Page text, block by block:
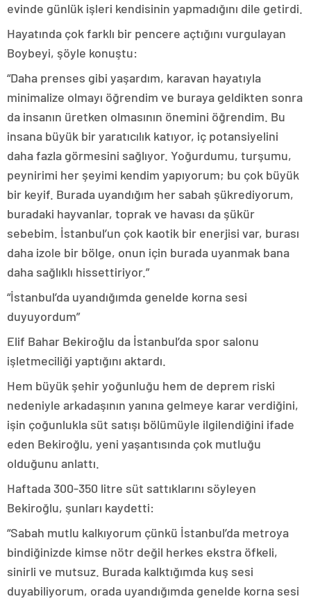
evinde günlük işleri kendisinin yapmadığını dile getirdi.
Hayatında çok farklı bir pencere açtığını vurgulayan
Boybeyi, şöyle konuştu:
“Daha prenses gibi yaşardım, karavan hayatıyla
minimalize olmayı öğrendim ve buraya geldikten sonra
da insanın üretken olmasının önemini öğrendim. Bu
insana büyük bir yaratıcılık katıyor, iç potansiyelini
daha fazla görmesini sağlıyor. Yoğurdumu, turşumu,
peynirimi her şeyimi kendim yapıyorum; bu çok büyük
bir keyif. Burada uyandığım her sabah şükrediyorum,
buradaki hayvanlar, toprak ve havası da şükür
sebebim. İstanbul’un çok kaotik bir enerjisi var, burası
daha izole bir bölge, onun için burada uyanmak bana
daha sağlıklı hissettiriyor.”
“İstanbul’da uyandığımda genelde korna sesi
duyuyordum”
Elif Bahar Bekiroğlu da İstanbul’da spor salonu
işletmeciliği yaptığını aktardı.
Hem büyük şehir yoğunluğu hem de deprem riski
nedeniyle arkadaşının yanına gelmeye karar verdiğini,
işin çoğunlukla süt satışı bölümüyle ilgilendiğini ifade
eden Bekiroğlu, yeni yaşantısında çok mutluğu
olduğunu anlattı.
Haftada 300-350 litre süt sattıklarını söyleyen
Bekiroğlu, şunları kaydetti:
“Sabah mutlu kalkıyorum çünkü İstanbul’da metroya
bindiğinizde kimse nötr değil herkes ekstra öfkeli,
sinirli ve mutsuz. Burada kalktığımda kuş sesi
duyabiliyorum, orada uyandığımda genelde korna sesi